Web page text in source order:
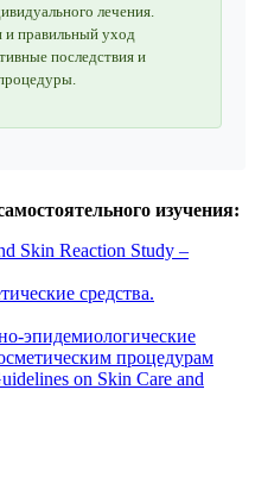
лечения.
и правильный уход
последствия и
изучения:
Skin Reaction Study –
средства.
эпидемиологические
процедурам
on Skin Care and